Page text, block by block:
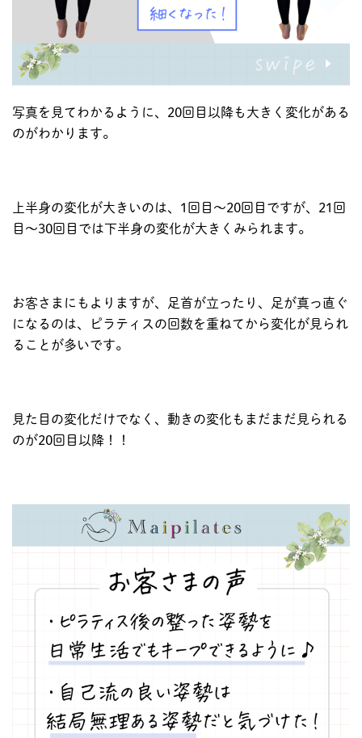
写真を見てわかるように、20回目以降も大きく変化がある
のがわかります。
上半身の変化が大きいのは、1回目〜20回目ですが、21回
目〜30回目では下半身の変化が大きくみられます。
お客さまにもよりますが、足首が立ったり、足が真っ直ぐ
になるのは、ピラティスの回数を重ねてから変化が見られ
ることが多いです。
見た目の変化だけでなく、動きの変化もまだまだ見られる
のが20回目以降！！